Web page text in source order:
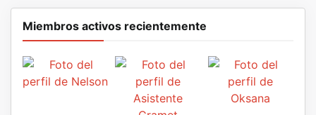
Miembros activos recientemente